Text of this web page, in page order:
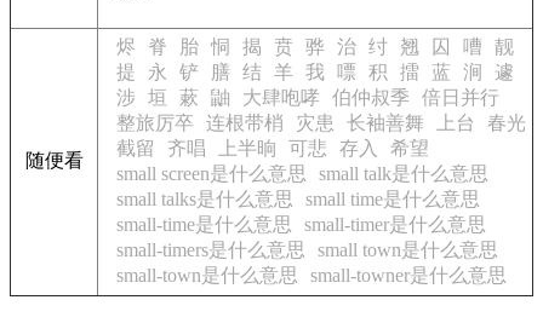
随便看
烬 脊 胎 恫 揭 贲 骅 治 纣 翘 囚 嘈
靓
提
永 铲 膳 结 羊 我 嘌 积 擂 蓝 涧
遽
涉
垣 蔌 鼬 大肆咆哮 伯仲叔季
倍日并行
整旅厉卒
连根带梢 灾患 长袖善舞 上台
春光
截留
齐唱 上半晌 可悲 存入
希望
small screen是什么意思
small talk是什么意思
small talks是什么意思
small time是什么意思
small-time是什么意思
small-timer是什么意思
small-timers是什么意思
small town是什么意思
small-town是什么意思
small-towner是什么意思